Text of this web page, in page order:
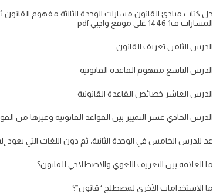
حل كتاب مبادئ القانون مسارات الوحدة الثالثة مفهوم
المسارات ف1 1446 على موقع واجبي pdf
الدرس الثامن تعريف القانون
الدرس التاسع مفهوم القاعدة القانونية
الدرس العاشر خصائص القاعدة القانونية
الدرس الحادي عشر التمييز بين القواعد القانونية وغيرها من
عد للدرس الخامس في الوحدة الثانية، ثم دون اللغات التي يعود
ما العلاقة بين التعريف اللغوي والاصطلاحي للقانون؟
ما الاستخدامات الأخرى لمصطلح “قانون”؟